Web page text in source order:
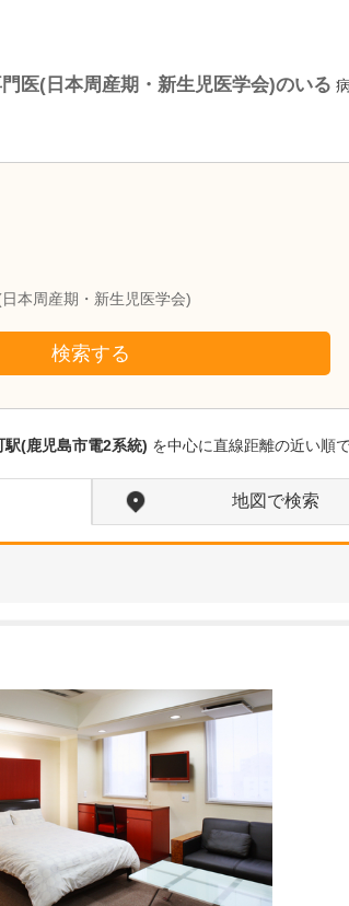
医(日本周産期・新生児医学会)のいる
本周産期・新生児医学会)
検索する
駅(鹿児島市電2系統) を中心に直線距離の近い順
地図で検索
岡崎ゆうあいクリニック
小林 正学院長取
いるのでしょうか?
高圧水素酸素治療では、
ドーム型のカプセルの中
られます…